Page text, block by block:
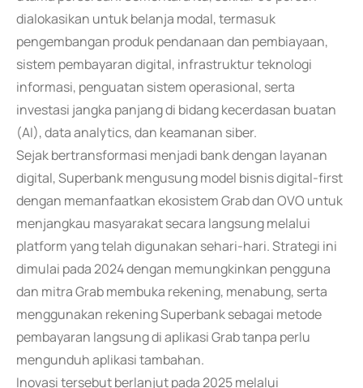
dialokasikan untuk belanja modal, termasuk
pengembangan produk pendanaan dan pembiayaan,
sistem pembayaran digital, infrastruktur teknologi
informasi, penguatan sistem operasional, serta
investasi jangka panjang di bidang kecerdasan buatan
(AI), data analytics, dan keamanan siber.
Sejak bertransformasi menjadi bank dengan layanan
digital, Superbank mengusung model bisnis digital-first
dengan memanfaatkan ekosistem Grab dan OVO untuk
menjangkau masyarakat secara langsung melalui
platform yang telah digunakan sehari-hari. Strategi ini
dimulai pada 2024 dengan memungkinkan pengguna
dan mitra Grab membuka rekening, menabung, serta
menggunakan rekening Superbank sebagai metode
pembayaran langsung di aplikasi Grab tanpa perlu
mengunduh aplikasi tambahan.
Inovasi tersebut berlanjut pada 2025 melalui